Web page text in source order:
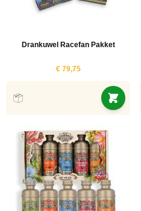
Drankuwel Racefan Pakket
€ 79,75